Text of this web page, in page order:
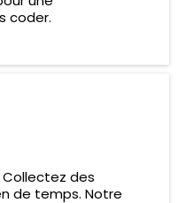
coder.
Collectez des
de temps. Notre